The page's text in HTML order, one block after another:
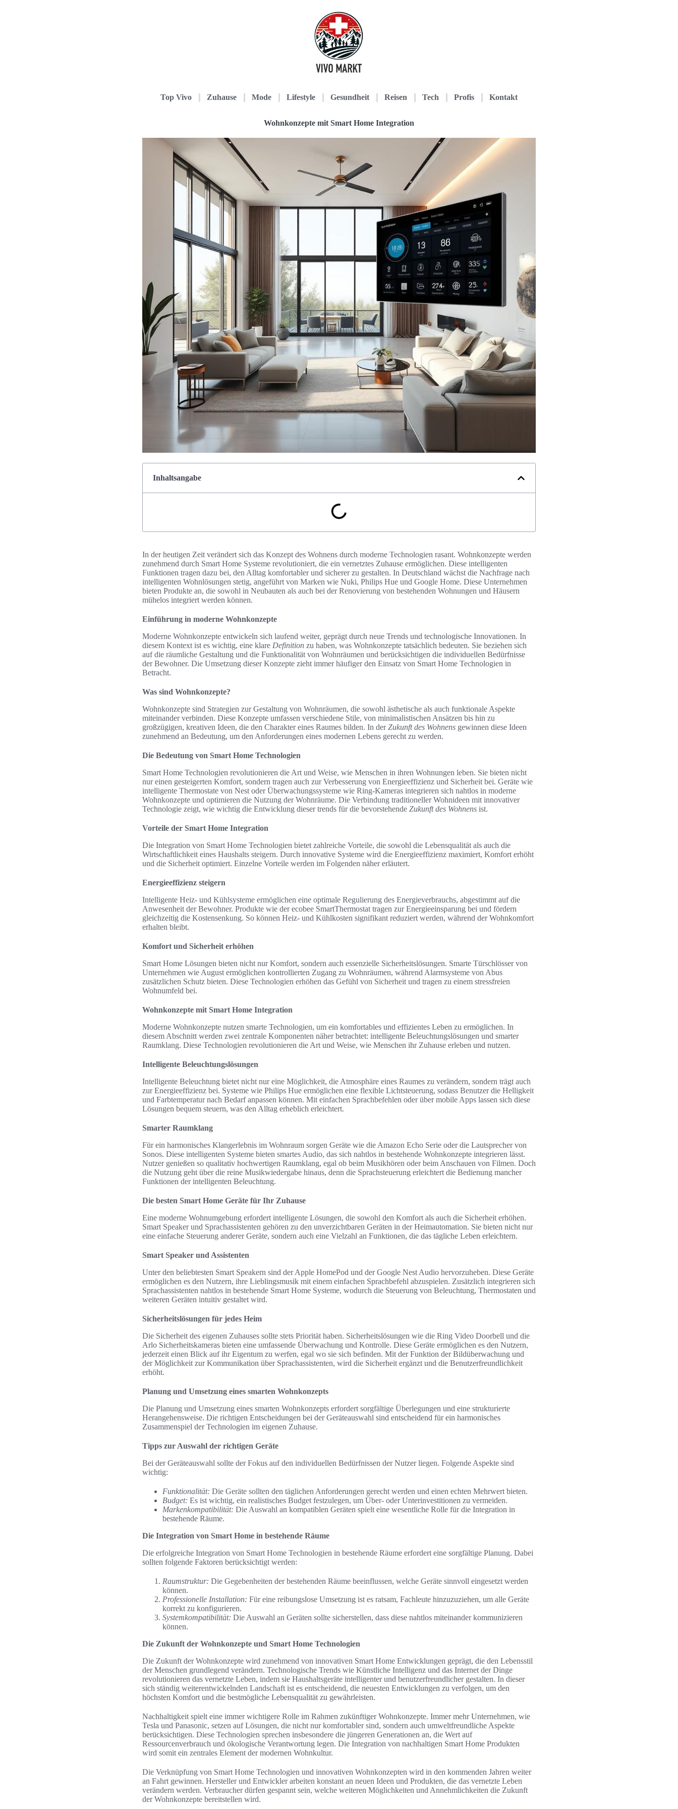
Top Vivo Zuhause Mode Lifestyle Gesundheit Reisen Tech Profis Kontakt
Wohnkonzepte mit Smart Home Integration
Inhaltsangabe
In der heutigen Zeit verändert sich das Konzept des Wohnens durch moderne Technologien rasant. Wohnkonzepte werden
zunehmend durch Smart Home Systeme revolutioniert, die ein vernetztes Zuhause ermöglichen. Diese intelligenten
Funktionen tragen dazu bei, den Alltag komfortabler und sicherer zu gestalten. In Deutschland wächst die Nachfrage nach
intelligenten Wohnlösungen stetig, angeführt von Marken wie Nuki, Philips Hue und Google Home. Diese Unternehmen
bieten Produkte an, die sowohl in Neubauten als auch bei der Renovierung von bestehenden Wohnungen und Häusern
mühelos integriert werden können.
Einführung in moderne Wohnkonzepte
Moderne Wohnkonzepte entwickeln sich laufend weiter, geprägt durch neue Trends und technologische Innovationen. In
diesem Kontext ist es wichtig, eine klare Definition zu haben, was Wohnkonzepte tatsächlich bedeuten. Sie beziehen sich
auf die räumliche Gestaltung und die Funktionalität von Wohnräumen und berücksichtigen die individuellen Bedürfnisse
der Bewohner. Die Umsetzung dieser Konzepte zieht immer häufiger den Einsatz von Smart Home Technologien in
Betracht.
Was sind Wohnkonzepte?
Wohnkonzepte sind Strategien zur Gestaltung von Wohnräumen, die sowohl ästhetische als auch funktionale Aspekte
miteinander verbinden. Diese Konzepte umfassen verschiedene Stile, von minimalistischen Ansätzen bis hin zu
großzügigen, kreativen Ideen, die den Charakter eines Raumes bilden. In derZukunft des Wohnens gewinnen diese Ideen
zunehmend an Bedeutung, um den Anforderungen eines modernen Lebens gerecht zu werden.
Die Bedeutung von Smart Home Technologien
Smart Home Technologien revolutionieren die Art und Weise, wie Menschen in ihren Wohnungen leben. Sie bieten nicht
nur einen gesteigerten Komfort, sondern tragen auch zur Verbesserung von Energieeffizienz und Sicherheit bei. Geräte wie
intelligente Thermostate von Nest oder Überwachungssysteme wie Ring-Kameras integrieren sich nahtlos in moderne
Wohnkonzepte und optimieren die Nutzung der Wohnräume. Die Verbindung traditioneller Wohnideen mit innovativer
Technologie zeigt, wie wichtig die Entwicklung dieser trends für die bevorstehende Zukunft des Wohnens ist.
Vorteile der Smart Home Integration
Die Integration von Smart Home Technologien bietet zahlreiche Vorteile, die sowohl die Lebensqualität als auch die
Wirtschaftlichkeit eines Haushalts steigern. Durch innovative Systeme wird die Energieeffizienz maximiert, Komfort erhöht
und die Sicherheit optimiert. Einzelne Vorteile werden im Folgenden näher erläutert.
Energieeffizienz steigern
Intelligente Heiz- und Kühlsysteme ermöglichen eine optimale Regulierung des Energieverbrauchs, abgestimmt auf die
Anwesenheit der Bewohner. Produkte wie der ecobee SmartThermostat tragen zur Energieeinsparung bei und fördern
gleichzeitig die Kostensenkung. So können Heiz- und Kühlkosten signifikant reduziert werden, während der Wohnkomfort
erhalten bleibt.
Komfort und Sicherheit erhöhen
Smart Home Lösungen bieten nicht nur Komfort, sondern auch essenzielle Sicherheitslösungen. Smarte Türschlösser von
Unternehmen wie August ermöglichen kontrollierten Zugang zu Wohnräumen, während Alarmsysteme von Abus
zusätzlichen Schutz bieten. Diese Technologien erhöhen das Gefühl von Sicherheit und tragen zu einem stressfreien
Wohnumfeld bei.
Wohnkonzepte mit Smart Home Integration
Moderne Wohnkonzepte nutzen smarte Technologien, um ein komfortables und effizientes Leben zu ermöglichen. In
diesem Abschnitt werden zwei zentrale Komponenten näher betrachtet: intelligente Beleuchtungslösungen und smarter
Raumklang. Diese Technologien revolutionieren die Art und Weise, wie Menschen ihr Zuhause erleben und nutzen.
Intelligente Beleuchtungslösungen
Intelligente Beleuchtung bietet nicht nur eine Möglichkeit, die Atmosphäre eines Raumes zu verändern, sondern trägt auch
zur Energieeffizienz bei. Systeme wie Philips Hue ermöglichen eine flexible Lichtsteuerung, sodass Benutzer die Helligkeit
und Farbtemperatur nach Bedarf anpassen können. Mit einfachen Sprachbefehlen oder über mobile Apps lassen sich diese
Lösungen bequem steuern, was den Alltag erheblich erleichtert.
Smarter Raumklang
Für ein harmonisches Klangerlebnis im Wohnraum sorgen Geräte wie die Amazon Echo Serie oder die Lautsprecher von
Sonos. Diese intelligenten Systeme bieten smartes Audio, das sich nahtlos in bestehende Wohnkonzepte integrieren lässt.
Nutzer genießen so qualitativ hochwertigen Raumklang, egal ob beim Musikhören oder beim Anschauen von Filmen. Doch
die Nutzung geht über die reine Musikwiedergabe hinaus, denn die Sprachsteuerung erleichtert die Bedienung mancher
Funktionen der intelligenten Beleuchtung.
Die besten Smart Home Geräte für Ihr Zuhause
Eine moderne Wohnumgebung erfordert intelligente Lösungen, die sowohl den Komfort als auch die Sicherheit erhöhen.
Smart Speaker und Sprachassistenten gehören zu den unverzichtbaren Geräten in der Heimautomation. Sie bieten nicht nur
eine einfache Steuerung anderer Geräte, sondern auch eine Vielzahl an Funktionen, die das tägliche Leben erleichtern.
Smart Speaker und Assistenten
Unter den beliebtesten Smart Speakern sind der Apple HomePod und der Google Nest Audio hervorzuheben. Diese Geräte
ermöglichen es den Nutzern, ihre Lieblingsmusik mit einem einfachen Sprachbefehl abzuspielen. Zusätzlich integrieren sich
Sprachassistenten nahtlos in bestehende Smart Home Systeme, wodurch die Steuerung von Beleuchtung, Thermostaten und
weiteren Geräten intuitiv gestaltet wird.
Sicherheitslösungen für jedes Heim
Die Sicherheit des eigenen Zuhauses sollte stets Priorität haben. Sicherheitslösungen wie die Ring Video Doorbell und die
Arlo Sicherheitskameras bieten eine umfassende Überwachung und Kontrolle. Diese Geräte ermöglichen es den Nutzern,
jederzeit einen Blick auf ihr Eigentum zu werfen, egal wo sie sich befinden. Mit der Funktion der Bildüberwachung und
der Möglichkeit zur Kommunikation über Sprachassistenten, wird die Sicherheit ergänzt und die Benutzerfreundlichkeit
erhöht.
Planung und Umsetzung eines smarten Wohnkonzepts
Die Planung und Umsetzung eines smarten Wohnkonzepts erfordert sorgfältige Überlegungen und eine strukturierte
Herangehensweise. Die richtigen Entscheidungen bei der Geräteauswahl sind entscheidend für ein harmonisches
Zusammenspiel der Technologien im eigenen Zuhause.
Tipps zur Auswahl der richtigen Geräte
Bei der Geräteauswahl sollte der Fokus auf den individuellen Bedürfnissen der Nutzer liegen. Folgende Aspekte sind
wichtig:
Funktionalität: Die Geräte sollten den täglichen Anforderungen gerecht werden und einen echten Mehrwert bieten.
Budget: Es ist wichtig, ein realistisches Budget festzulegen, um Über- oder Unterinvestitionen zu vermeiden.
Markenkompatibilität: Die Auswahl an kompatiblen Geräten spielt eine wesentliche Rolle für die Integration in
bestehende Räume.
Die Integration von Smart Home in bestehende Räume
Die erfolgreiche Integration von Smart Home Technologien in bestehende Räume erfordert eine sorgfältige Planung. Dabei
sollten folgende Faktoren berücksichtigt werden:
Raumstruktur: Die Gegebenheiten der bestehenden Räume beeinflussen, welche Geräte sinnvoll eingesetzt werden
können.
Professionelle Installation: Für eine reibungslose Umsetzung ist es ratsam, Fachleute hinzuzuziehen, um alle Geräte
korrekt zu konfigurieren.
Systemkompatibilität: Die Auswahl an Geräten sollte sicherstellen, dass diese nahtlos miteinander kommunizieren
können.
Die Zukunft der Wohnkonzepte und Smart Home Technologien
Die Zukunft der Wohnkonzepte wird zunehmend von innovativen Smart Home Entwicklungen geprägt, die den Lebensstil
der Menschen grundlegend verändern. Technologische Trends wie Künstliche Intelligenz und das Internet der Dinge
revolutionieren das vernetzte Leben, indem sie Haushaltsgeräte intelligenter und benutzerfreundlicher gestalten. In dieser
sich ständig weiterentwickelnden Landschaft ist es entscheidend, die neuesten Entwicklungen zu verfolgen, um den
höchsten Komfort und die bestmögliche Lebensqualität zu gewährleisten.
Nachhaltigkeit spielt eine immer wichtigere Rolle im Rahmen zukünftiger Wohnkonzepte. Immer mehr Unternehmen, wie
Tesla und Panasonic, setzen auf Lösungen, die nicht nur komfortabler sind, sondern auch umweltfreundliche Aspekte
berücksichtigen. Diese Technologien sprechen insbesondere die jüngeren Generationen an, die Wert auf
Ressourcenverbrauch und ökologische Verantwortung legen. Die Integration von nachhaltigen Smart Home Produkten
wird somit ein zentrales Element der modernen Wohnkultur.
Die Verknüpfung von Smart Home Technologien und innovativen Wohnkonzepten wird in den kommenden Jahren weiter
an Fahrt gewinnen. Hersteller und Entwickler arbeiten konstant an neuen Ideen und Produkten, die das vernetzte Leben
verändern werden. Verbraucher dürfen gespannt sein, welche weiteren Möglichkeiten und Annehmlichkeiten die Zukunft
der Wohnkonzepte bereitstellen wird.